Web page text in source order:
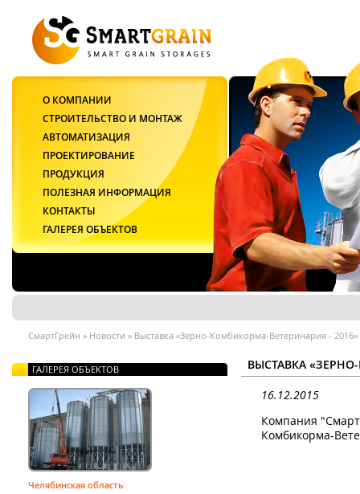
ВЫСТАВКА
16.12.2015
Компания
Комбикорма-
ГАЛЕРЕЯ ОБЪЕКТОВ
Челябинская область
СмартГрейн » Новости » Выставка «Зерно-Комбикорма-Ветеринария - 2016»
О КОМПАНИИ
СТРОИТЕЛЬСТВО И МОНТАЖ
АВТОМАТИЗАЦИЯ
ПРОЕКТИРОВАНИЕ
ПРОДУКЦИЯ
ПОЛЕЗНАЯ ИНФОРМАЦИЯ
КОНТАКТЫ
ГАЛЕРЕЯ ОБЪЕКТОВ